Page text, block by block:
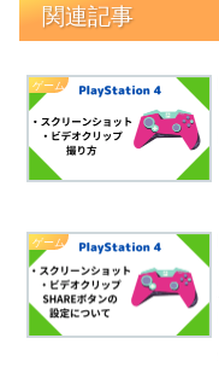
関連記事
ゲーム
ゲーム